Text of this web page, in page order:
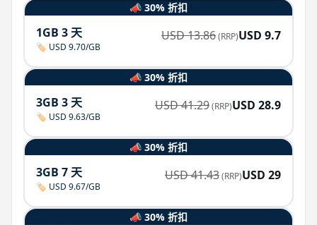
📣 30% 折扣
1GB 3 天
🏷️ USD 9.70/GB
USD13.86(RRP)USD 9.7
📣 30% 折扣
3GB 3 天
🏷️ USD 9.63/GB
USD41.29(RRP)USD 28.9
📣 30% 折扣
3GB 7 天
🏷️ USD 9.67/GB
USD41.43(RRP)USD 29
📣 30% 折扣